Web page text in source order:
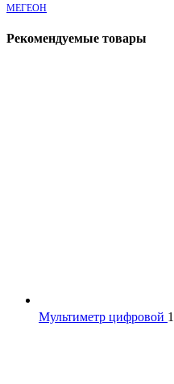
МЕГЕОН
Рекомендуемые товары
Мультиметр цифровой